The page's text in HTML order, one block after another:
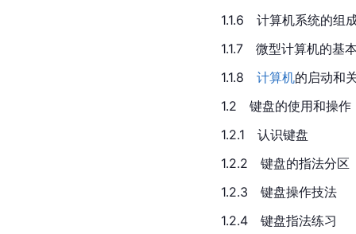
1.1.6　计算机系统的组
1.1.7　微型计算机的基
1.1.8 计算机的启动和
1.2　键盘的使用和操作
1.2.1　认识键盘
1.2.2　键盘的指法分区
1.2.3　键盘操作技法
1.2.4　键盘指法练习